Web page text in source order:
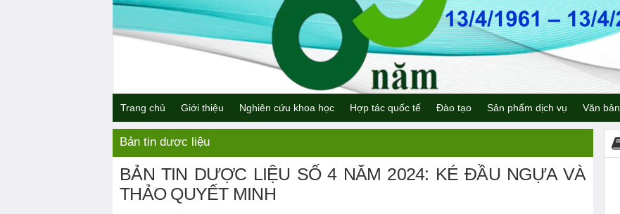
Trang chủ Giới thiệu Nghiên cứu khoa học Hợp tác quốc tế Đào tạo Sản phẩm dịch vụ Văn bản
Liên hệ Video nổi bật
Bản tin dược liệu
BẢN TIN DƯỢC LIỆU SỐ 4 NĂM 2024: KÉ ĐẦU NGỰA VÀ
THẢO QUYẾT MINH